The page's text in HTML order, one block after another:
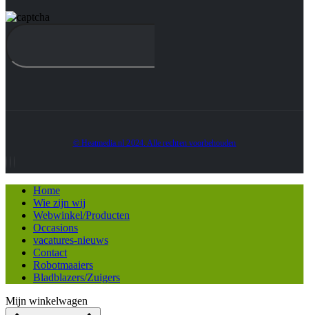
© Heatmedia.nl 2024. Alle rechten voorbehouden
Home
Wie zijn wij
Webwinkel/Producten
Occasions
vacatures-nieuws
Contact
Robotmaaiers
Bladblazers/Zuigers
Mijn winkelwagen